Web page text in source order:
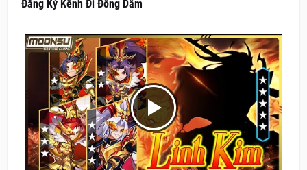
Đăng Ký Kênh Đi Đồng Dâm